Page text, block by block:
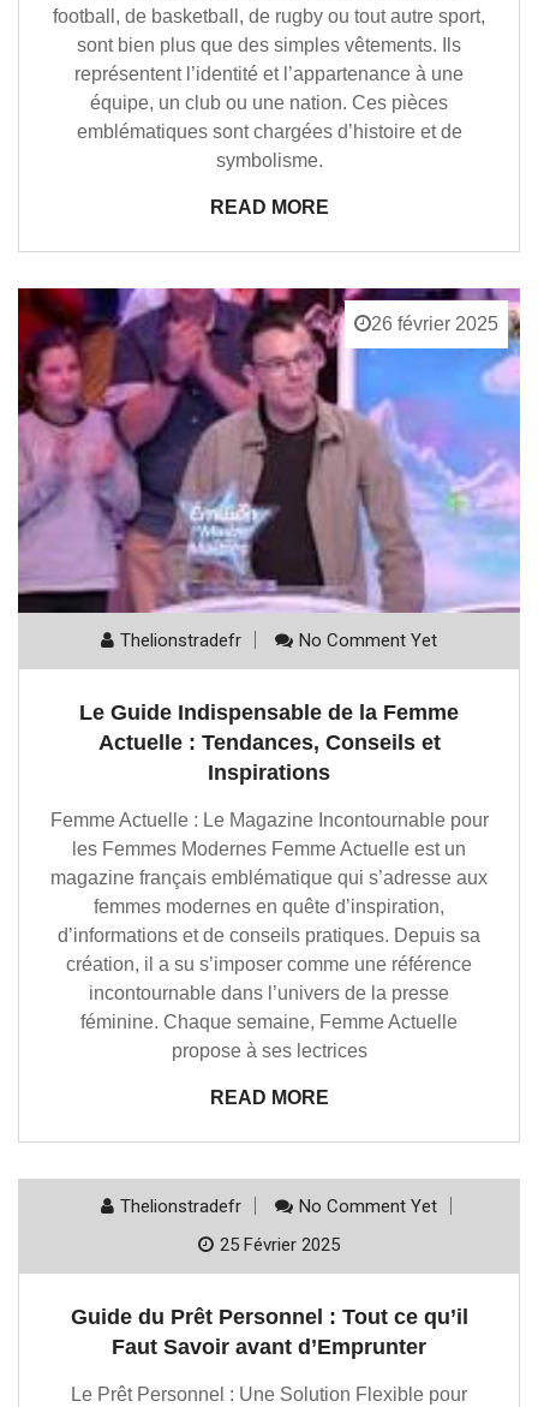
football, de basketball, de rugby ou tout autre sport,
sont bien plus que des simples vêtements. Ils
représentent l’identité et l’appartenance à une
équipe, un club ou une nation. Ces pièces
emblématiques sont chargées d’histoire et de
symbolisme.
READ MORE
26 février 2025
Thelionstradefr No Comment Yet
Le Guide Indispensable de la Femme
Actuelle : Tendances, Conseils et
Inspirations
Femme Actuelle : Le Magazine Incontournable pour
les Femmes Modernes Femme Actuelle est un
magazine français emblématique qui s’adresse aux
femmes modernes en quête d’inspiration,
d’informations et de conseils pratiques. Depuis sa
création, il a su s’imposer comme une référence
incontournable dans l’univers de la presse
féminine. Chaque semaine, Femme Actuelle
propose à ses lectrices
READ MORE
Thelionstradefr
No Comment Yet
25 Février 2025
Guide du Prêt Personnel : Tout ce qu’il
Faut Savoir avant d’Emprunter
Le Prêt Personnel : Une Solution Flexible pour